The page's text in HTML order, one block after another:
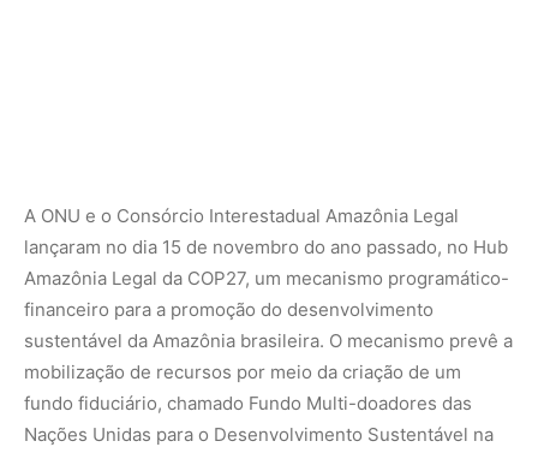
A ONU e o Consórcio Interestadual Amazônia Legal
lançaram no dia 15 de novembro do ano passado, no Hub
Amazônia Legal da COP27, um mecanismo programático-
financeiro para a promoção do desenvolvimento
sustentável da Amazônia brasileira. O mecanismo prevê a
mobilização de recursos por meio da criação de um
fundo fiduciário, chamado Fundo Multi-doadores das
Nações Unidas para o Desenvolvimento Sustentável na